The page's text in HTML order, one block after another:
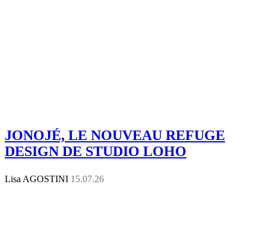
JONOJÉ, LE NOUVEAU REFUGE
DESIGN DE STUDIO LOHO
Lisa AGOSTINI 15.07.26